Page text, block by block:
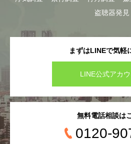
盗聴器発見
まずはLINEで気軽
LINE公式アカウ
無料電話相談は
0120-